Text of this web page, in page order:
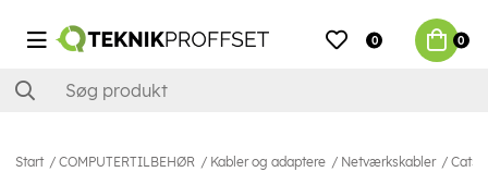
0 0
Start COMPUTERTILBEHØR Kabler og adaptere Netværkskabler Cat5e